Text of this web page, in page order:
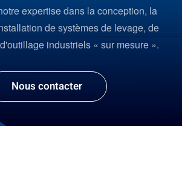
expertise dans la conception, la
de systèmes de levage, de
industriels « sur mesure ».
Nous contacter